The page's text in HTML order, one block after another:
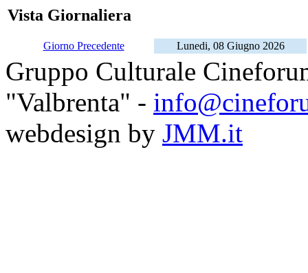
Vista Giornaliera
Giorno Precedente Lunedi, 08 Giugno 2026
Gruppo Culturale
"Valbrenta" -
webdesign by JMM.it